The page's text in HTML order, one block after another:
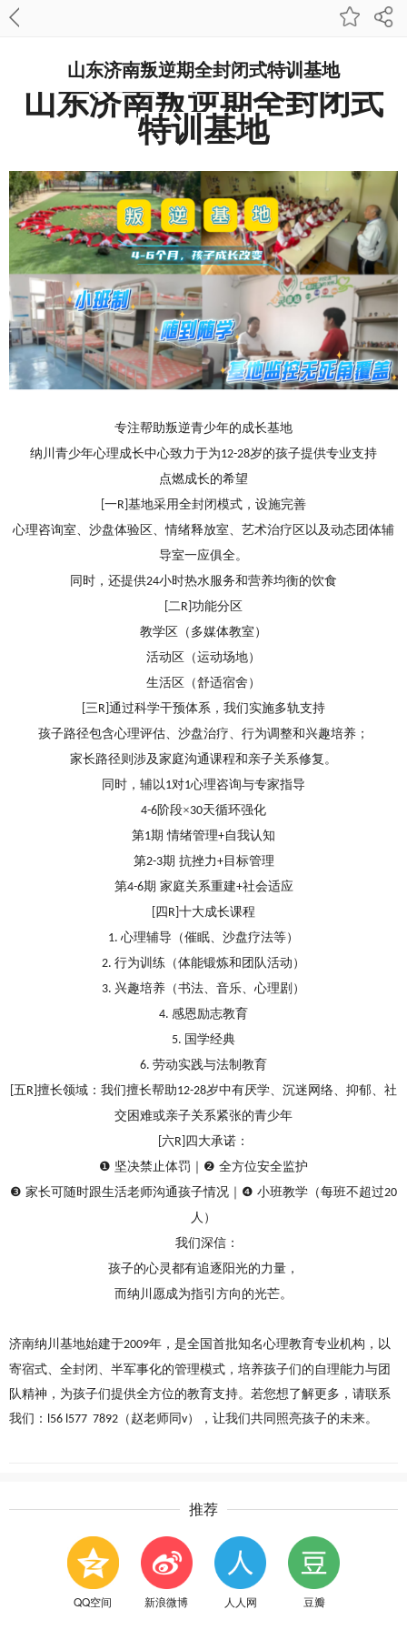
山东济南叛逆期全封闭式特训基地
山东济南叛逆期全封闭式
特训 基地
专注帮助叛逆青少年的成长基地
纳川青少年心理成长中心致力于为12-28岁的孩子提供专业支持
点燃成长的希望
一R 基地采用全封闭模式，设施完善
心理咨询室、沙盘体验区、情绪释放室、艺术治疗区以及动态团体辅
导室一应俱全。
同时，还提供24小时热水服务和营养均衡的饮食
二R 功能分区
教学区（多媒体教室）
活动区（运动场地）
生活区（舒适宿舍）
三R 通过科学干预体系，我们实施多轨支持
孩子路径包含心理评估、沙盘治疗、行为调整和兴趣培养；
家长路径则涉及家庭沟通课程和亲子关系修复。
同时，辅以1对1心理咨询与专家指导
4-6阶段×30天循环强化
第1期 情绪管理+自我认知
第2-3期 抗挫力+目标管理
第4-6期 家庭关系重建+社会适应
四 R 十大成长课程
1. 心理辅导（催眠、沙盘疗法等）
2. 行为训练（体能锻炼和团队活动 ）
3. 兴趣培养（书法、音乐、心理剧 ）
4. 感恩励志教育
5. 国学经典
6. 劳动实践与法制教育
五R 擅长领域： 我们擅长帮助12-28岁中有厌学、沉迷网络、抑郁、社
交困难或亲子关系紧张的青少年
六R 四大承诺：
❶ 坚决禁止体罚 ❷ 全方位安全监护
❸ 家长可随时跟生活老师沟通孩子情况 ❹ 小班教学（每班不超过20
人）
我们深信：
孩子的心灵都有追逐阳光的力量，
而纳川愿成为指引方向的光芒。
济南纳川基地始建于2009年，是全国首批知名心理教育专业机构，以
寄宿式、全封闭、半军事化的管理模式，培养孩子们的自理能力与团
队精神，为孩子们提供全方位的教育支持。若您想了解更多，请联系
我们 ： l56 l577 7892 （赵老师同 v），让我们共同照亮孩子的未来。
推荐
QQ空间 新浪微博 人人网 豆瓣